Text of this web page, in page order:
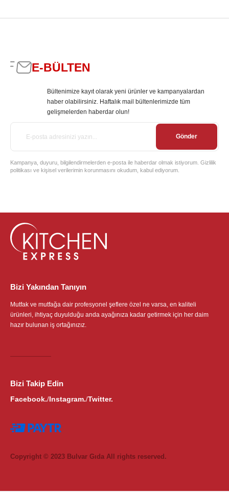
E-BÜLTEN
Bültenimize kayıt olarak yeni ürünler ve kampanyalardan
haber olabilirsiniz. Haftalık mail bültenlerimizde tüm
gelişmelerden haberdar olun!
Gönder
Kampanya, duyuru, bilgilendirmelerden e-posta ile haberdar olmak istiyorum. Gizlilik
politikası ve kişisel verilerimin korunmasını okudum, kabul ediyorum.
Bizi Yakından Tanıyın
Mutfak ve mutfağa dair profesyonel şeflere özel ne varsa, en kaliteli
ürünleri, ihtiyaç duyulduğu anda ayağınıza kadar getirmek için her daim
hazır bulunan iş ortağınızız.
Bizi Takip Edin
Facebook./Instagram./Twitter.
Copyright © 2023 Bulvar Gıda All rights reserved.